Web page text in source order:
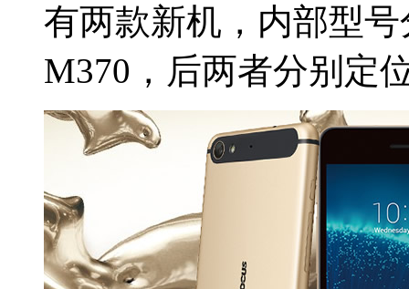
有两款新机，内部型
M370，后两者分别定